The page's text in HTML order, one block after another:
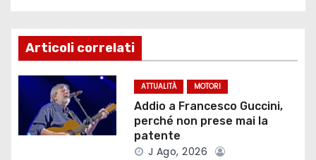
i
g
a
z
Articoli correlati
ATTUALITÀ MOTORI
Addio a Francesco Guccini,
perché non prese mai la
patente
J Ago, 2026